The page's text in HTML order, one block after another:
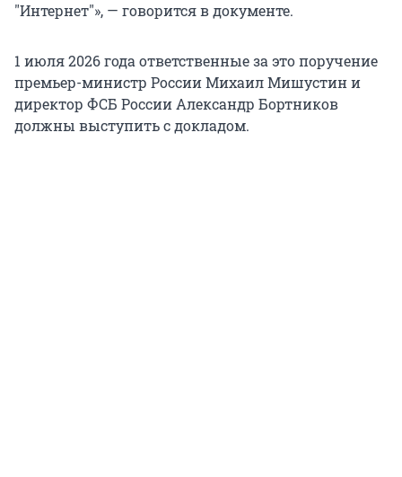
"Интернет"», — говорится в документе.
1 июля 2026 года ответственные за это поручение
премьер-министр России Михаил Мишустин и
директор ФСБ России Александр Бортников
должны выступить с докладом.